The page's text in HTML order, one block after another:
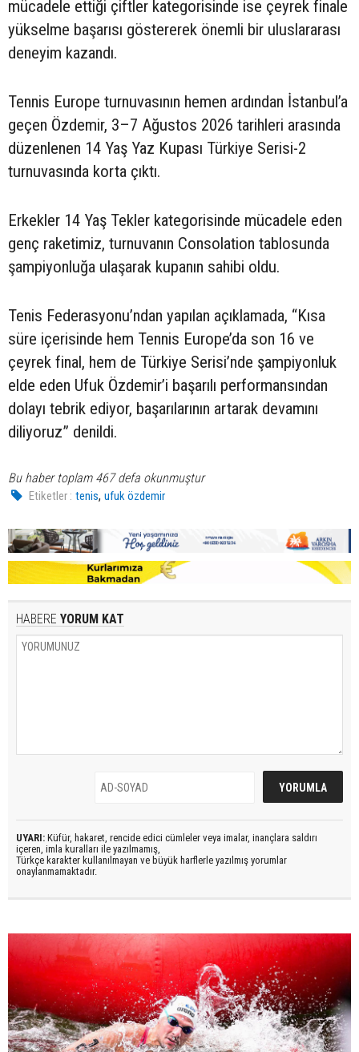
mücadele ettiği çiftler kategorisinde ise çeyrek finale
yükselme başarısı göstererek önemli bir uluslararası
deneyim kazandı.
Tennis Europe turnuvasının hemen ardından İstanbul’a
geçen Özdemir, 3–7 Ağustos 2026 tarihleri arasında
düzenlenen 14 Yaş Yaz Kupası Türkiye Serisi-2
turnuvasında korta çıktı.
Erkekler 14 Yaş Tekler kategorisinde mücadele eden
genç raketimiz, turnuvanın Consolation tablosunda
şampiyonluğa ulaşarak kupanın sahibi oldu.
Tenis Federasyonu’ndan yapılan açıklamada, “Kısa
süre içerisinde hem Tennis Europe’da son 16 ve
çeyrek final, hem de Türkiye Serisi’nde şampiyonluk
elde eden Ufuk Özdemir’i başarılı performansından
dolayı tebrik ediyor, başarılarının artarak devamını
diliyoruz” denildi.
Bu haber toplam 467 defa okunmuştur
Etiketler : tenis,ufuk özdemir
HABERE YORUM KAT
UYARI: Küfür, hakaret, rencide edici cümleler veya imalar, inançlara saldırı
içeren, imla kuralları ile yazılmamış,
Türkçe karakter kullanılmayan ve büyük harflerle yazılmış yorumlar
onaylanmamaktadır.